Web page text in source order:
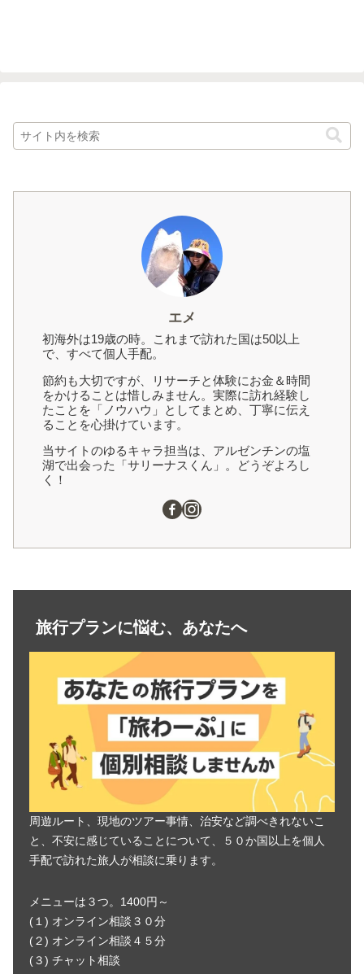
エメ
初海外は19歳の時。これまで訪れた国は50以上
で、すべて個人手配。
節約も大切ですが、リサーチと体験にお金＆時間
をかけることは惜しみません。実際に訪れ経験し
たことを「ノウハウ」としてまとめ、丁寧に伝え
ることを心掛けています。
当サイトのゆるキャラ担当は、アルゼンチンの塩
湖で出会った「サリーナスくん」。どうぞよろし
く！
旅行プランに悩む、あなたへ
周遊ルート、現地のツアー事情、治安など調べきれないこ
と、不安に感じていることについて、５０か国以上を個人
手配で訪れた旅人が相談に乗ります。
メニューは３つ。1400円～
(１) オンライン相談３０分
(２) オンライン相談４５分
(３) チャット相談